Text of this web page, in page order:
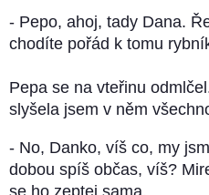
- Pepo, ahoj, tady Dana.
chodíte pořád k tomu
Pepa se na vteřinu
slyšela jsem v něm
- No, Danko, víš co, my
dobou spíš občas, víš?
se ho zeptej sama.